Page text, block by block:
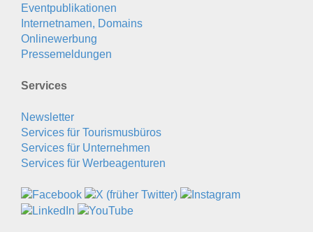
Eventpublikationen
Internetnamen, Domains
Onlinewerbung
Pressemeldungen
Services
Newsletter
Services für Tourismusbüros
Services für Unternehmen
Services für Werbeagenturen